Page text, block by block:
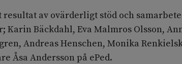
resultat av ovärderligt stöd och
Karin Bäckdahl, Eva Malmros Olsson,
Andreas Henschen, Monika
Åsa Andersson på ePed.